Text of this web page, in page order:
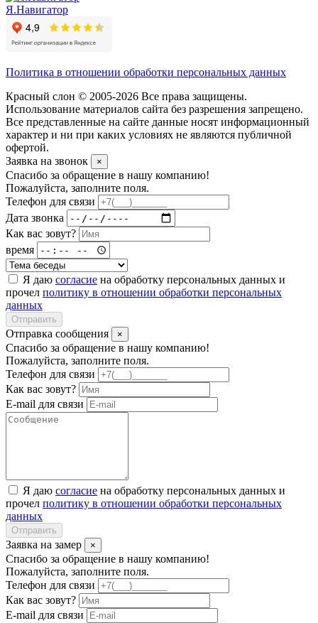
Я.Навигатор
Политика в отношении обработки персональных данных
Красный слон © 2005-2026 Все права защищены.
Использование материалов сайта без разрешения запрещено.
Все представленные на сайте данные носят информационный
характер и ни при каких условиях не являются публичной
офертой.
Заявка на звонок
×
Спасибо за обращение в нашу компанию!
Пожалуйста, заполните поля.
Телефон для связи
Дата звонка
Как вас зовут?
время
Я даю согласие на обработку персональных данных и
прочел политику в отношении обработки персональных
данных
Отправить
Отправка сообщения ×
Спасибо за обращение в нашу компанию!
Пожалуйста, заполните поля.
Телефон для связи
Как вас зовут?
E-mail для связи
Я даю согласие на обработку персональных данных и
прочел политику в отношении обработки персональных
данных
Отправить
Заявка на замер ×
Спасибо за обращение в нашу компанию!
Пожалуйста, заполните поля.
Телефон для связи
Как вас зовут?
E-mail для связи